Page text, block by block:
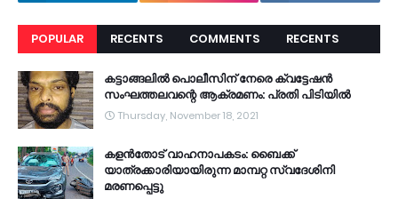
POPULAR RECENTS COMMENTS RECENTS
കട്ടാങ്ങലിൽ പൊലീസിന് നേരെ ക്വട്ടേഷൻ
സംഘത്തലവന്റെ ആക്രമണം: പ്രതി പിടിയിൽ
Thursday, November 18, 2021
കളൻതോട് വാഹനാപകടം: ബൈക്ക്
യാത്രക്കാരിയായിരുന്ന മാമ്പറ്റ സ്വദേശിനി
മരണപ്പെട്ടു